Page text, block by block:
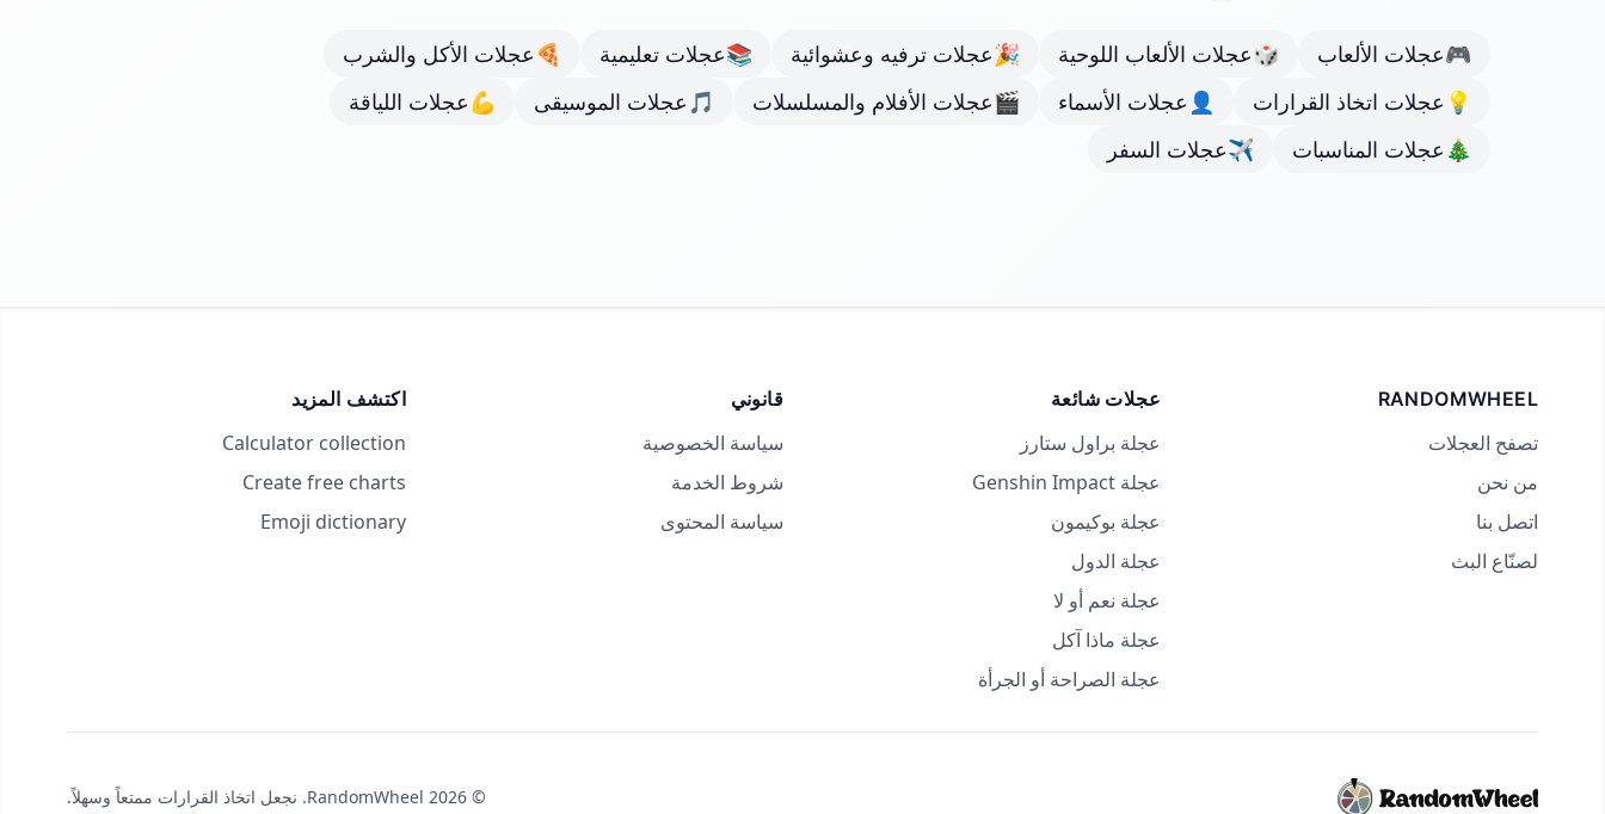
🎮عجلات الألعاب 🎲عجلات الألعاب اللوحية 🎉عجلات ترفيه وعشوائية 📚عجلات تعليمية 🍕عجلات الأكل والشرب
💡 عجلات اتخاذ القرارات 👤 عجلات الأسماء 🎬عجلات الأفلام والمسلسلات 🎵 عجلات الموسيقى 💪عجلات اللياقة
🎄 عجلات المناسبات ✈️عجلات السفر
RANDOMWHEEL
تصفح العجلات
من نحن
اتصل بنا
لصنّاع البث
عجلات شائعة
عجلة براول ستارز
عجلة Genshin Impact
عجلة بوكيمون
عجلة الدول
عجلة نعم أو لا
عجلة ماذا آكل
عجلة الصراحة أو الجرأة
قانوني
سياسة الخصوصية
شروط الخدمة
سياسة المحتوى
اكتشف المزيد
Calculator collection
Create free charts
Emoji dictionary
© 2026 RandomWheel. نجعل اتخاذ القرارات ممتعاً وسهلاً.